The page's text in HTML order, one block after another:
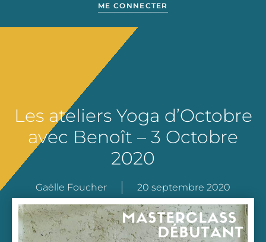
ME CONNECTER
Les ateliers Yoga d’Octobre
avec Benoît – 3 Octobre
2020
Gaëlle Foucher 20 septembre 2020